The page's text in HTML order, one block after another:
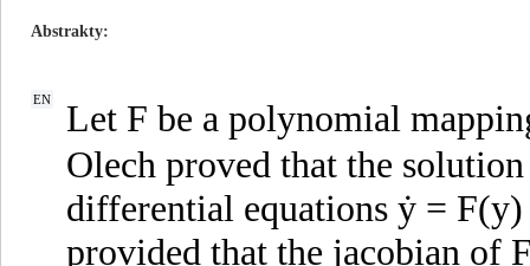
Abstrakty
EN
Let F be a polynomial
Olech proved that the
differential equations ẏ =
provided that the jacobian of